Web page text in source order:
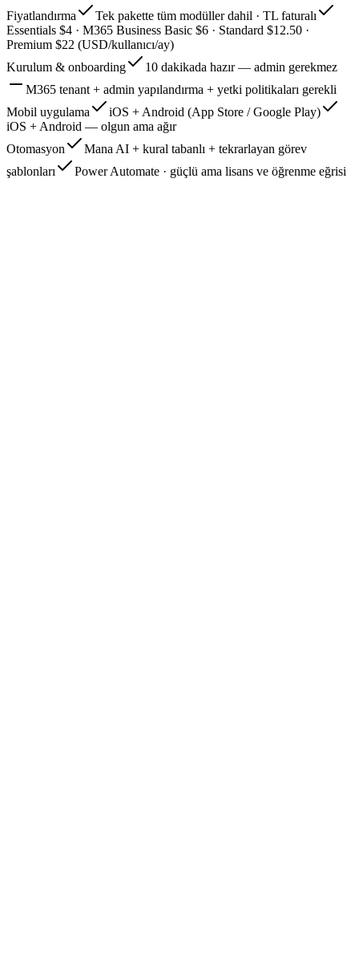
Fiyatlandırma
Tek pakette tüm modüller dahil · TL faturalı
Essentials $4 · M365 Business Basic $6 · Standard $12.50 ·
Premium $22 (USD/kullanıcı/ay)
Kurulum & onboarding
10 dakikada hazır — admin gerekmez
M365 tenant + admin yapılandırma + yetki politikaları gerekli
Mobil uygulama
iOS + Android (App Store / Google Play)
iOS + Android — olgun ama ağır
Otomasyon
Mana AI + kural tabanlı + tekrarlayan görev
şablonları
Power Automate · güçlü ama lisans ve öğrenme eğrisi